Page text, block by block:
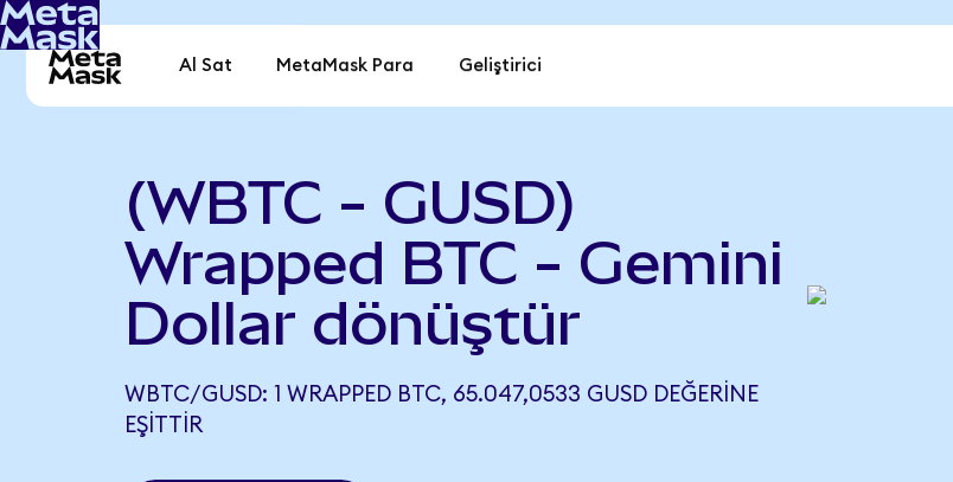
Al Sat MetaMask Para Geliştirici
(WBTC - GUSD)
Wrapped BTC - Gemini
Dollar dönüştür
WBTC/GUSD: 1 WRAPPED BTC, 65.047,0533 GUSD DEĞERINE
EŞITTIR